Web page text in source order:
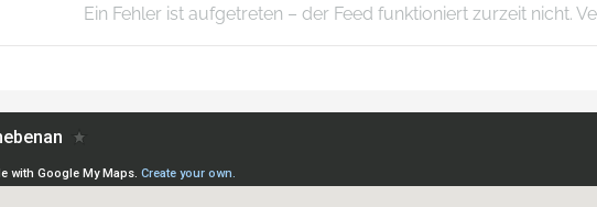
Ein Fehler ist aufgetreten – der Feed funktioniert zurzeit nicht.